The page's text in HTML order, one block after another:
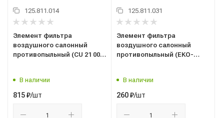
125.811.014
Элемент фильтра
воздушного салонный
противопыльный (CU 21 008)
CU21008
В наличии
815₽/шт
125.811.031
Элемент фильтра
воздушного салонный
противопыльный (EKO-
SKODA, VW VOLKSWAGEN
В наличии
260₽/шт